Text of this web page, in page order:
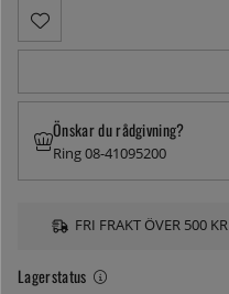
Lagerstatus
Önskar du rådgivning?
Ring 08-41095200
FRI FRAKT ÖVER 500 KR